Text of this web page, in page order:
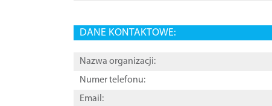
DANE KONTAKTOWE:
Nazwa organizacji:
Numer telefonu:
Email: